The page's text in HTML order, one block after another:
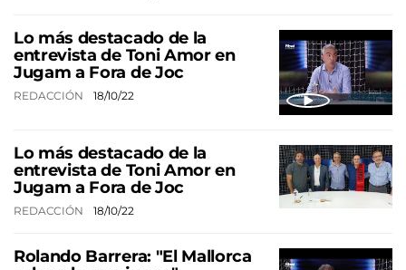
Lo más destacado de la
entrevista de Toni Amor en
Jugam a Fora de Joc
REDACCIÓN 18/10/22
Lo más destacado de la
entrevista de Toni Amor en
Jugam a Fora de Joc
REDACCIÓN 18/10/22
Rolando Barrera: "El Mallorca